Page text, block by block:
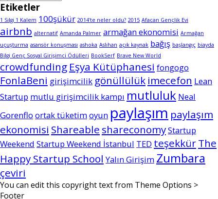
Arşivi
Etiketler
1 Silgi 1 Kalem 100şükür 2014'te neler oldu? 2015 Afacan Gençlik Evi
airbnb alternatif Amanda Palmer armağan ekonomisi Armağan
uçuşturma asansör konuşması ashoka Aslıhan açık kaynak bağış başlangıç biayda
Bilgi Genç Sosyal Girişimci Ödülleri BookSerf Brave New World
crowdfunding Eşya Kütüphanesi fongogo
FonlaBeni girişimcilik gönüllülük imecefon Lean
Startup mutlu girişimcilik kampı mutluluk Neal
Gorenflo ortak tüketimoyun paylaşım paylaşım
ekonomisi Shareable shareconomyStartup
Weekend Startup Weekend İstanbul TED teşekkürThe
Happy Startup School Yalın Girişim Zumbara
çeviri
You can edit this copyright text from Theme Options >
Footer